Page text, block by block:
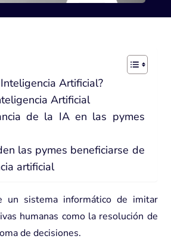
Artificial?
Artificial
de la IA en las pymes
las pymes beneficiarse de
artificial
un sistema informático de imitar
humanas como la resolución de
de decisiones.